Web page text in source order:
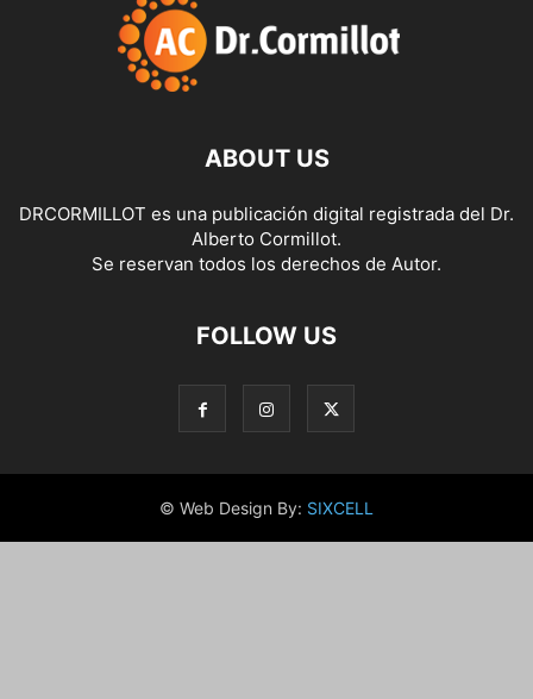
ABOUT US
DRCORMILLOT es una publicación digital registrada del Dr.
Alberto Cormillot.
Se reservan todos los derechos de Autor.
FOLLOW US
© Web Design By: SIXCELL